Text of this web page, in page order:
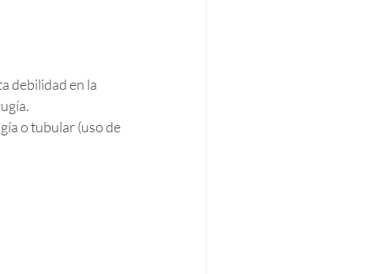
debilidad en la
o tubular (uso de